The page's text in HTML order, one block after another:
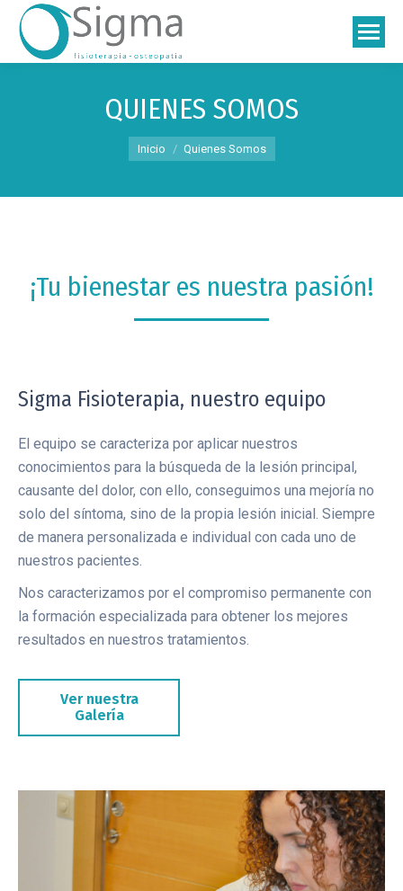
QUIENES SOMOS
Estás aquí:
Inicio Quienes Somos
¡Tu bienestar es nuestra pasión!
Sigma Fisioterapia, nuestro equipo
El equipo se caracteriza por aplicar nuestros
conocimientos para la búsqueda de la lesión principal,
causante del dolor, con ello, conseguimos una mejoría no
solo del síntoma, sino de la propia lesión inicial. Siempre
de manera personalizada e individual con cada uno de
nuestros pacientes.
Nos caracterizamos por el compromiso permanente con
la formación especializada para obtener los mejores
resultados en nuestros tratamientos.
Ver nuestra
Galería